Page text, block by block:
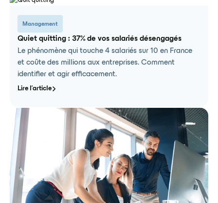
Management
Quiet quitting : 37% de vos salariés désengagés
Le phénomène qui touche 4 salariés sur 10 en France
et coûte des millions aux entreprises. Comment
identifier et agir efficacement.
Lire l'article